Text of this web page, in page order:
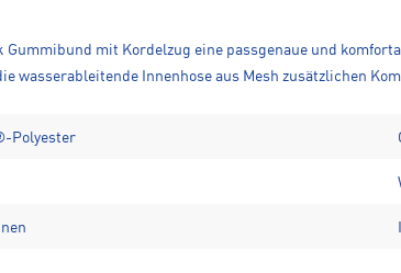
Gummibund mit Kordelzug eine passgenaue und
wasserableitende Innenhose aus Mesh zusätzlichen
Polyester